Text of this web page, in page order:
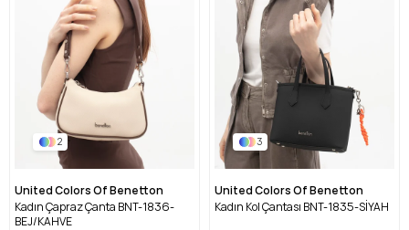
2
United Colors Of Benetton
Kadın Çapraz Çanta BNT-1836-
BEJ/KAHVE
3
United Colors Of Benetton
Kadın Kol Çantası BNT-1835-SİYAH